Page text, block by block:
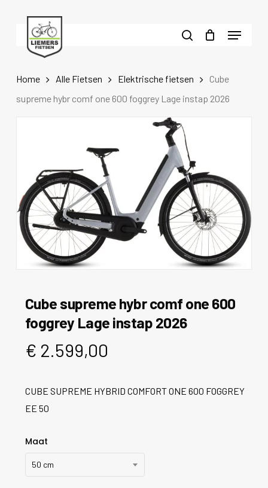
Menu
Home Alle Fietsen Elektrische fietsen
Cube
supreme hybr comf one 600 foggrey Lage instap 2026
Cube supreme hybr comf one 600
foggrey Lage instap 2026
€ 2.599,00
CUBE SUPREME HYBRID COMFORT ONE 600 FOGGREY
EE 50
Maat
50 cm